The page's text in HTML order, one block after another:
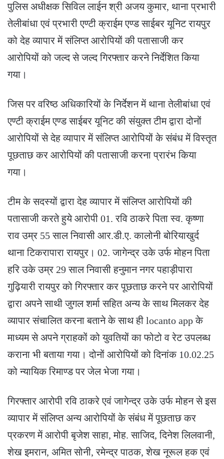
पुलिस अधीक्षक सिविल लाईन श्री अजय कुमार, थाना प्रभारी
तेलीबांधा एवं प्रभारी एण्टी क्राईम एण्ड साईबर यूनिट रायपुर
को देह व्यापार में संलिप्त आरोपियों की पतासाजी कर
आरोपियों को जल्द से जल्द गिरफ्तार करने निर्देशित किया
गया।
जिस पर वरिष्ठ अधिकारियों के निर्देशन में थाना तेलीबांधा एवं
एण्टी क्राईम एण्ड साईबर यूनिट की संयुक्त टीम द्वारा दोनों
आरोपियों से देह व्यापार में संलिप्त आरोपियों के संबंध में विस्तृत
पूछताछ कर आरोपियों की पतासाजी करना प्रारंभ किया
गया।
टीम के सदस्यों द्वारा देह व्यापार में संलिप्त आरोपियों की
पतासाजी करते हुये आरोपी 01. रवि ठाकरे पिता स्व. कृष्णा
राव उम्र 55 साल निवासी आर.डी.ए. कालोनी बोरियाखुर्द
थाना टिकरापारा रायपुर। 02. जागेन्द्र उके उर्फ मोहन पिता
हरि उके उम्र 29 साल निवासी हनुमान नगर पहाड़ीपारा
गुढ़ियारी रायपुर को गिरफ्तार कर पूछताछ करने पर आरोपियों
द्वारा अपने साथी जुगल शर्मा सहित अन्य के साथ मिलकर देह
व्यापार संचालित करना बताने के साथ ही locanto app के
माध्यम से अपने ग्राहकों को युवतियों का फोटो व रेट उपलब्ध
कराना भी बताया गया। दोनों आरोपियों को दिनांक 10.02.25
को न्यायिक रिमाण्ड पर जेल भेजा गया।
गिरफ्तार आरोपी रवि ठाकरे एवं जागेन्द्र उके उर्फ मोहन से इस
व्यापार में संलिप्त अन्य आरोपियों के संबंध में पूछताछ कर
प्रकरण में आरोपी बृजेश साहा, मोह. साजिद, दिनेश लिलवानी,
शेख इमरान, अमित सोनी, रमेन्द्र पाठक, शेख नूरूल हक एवं